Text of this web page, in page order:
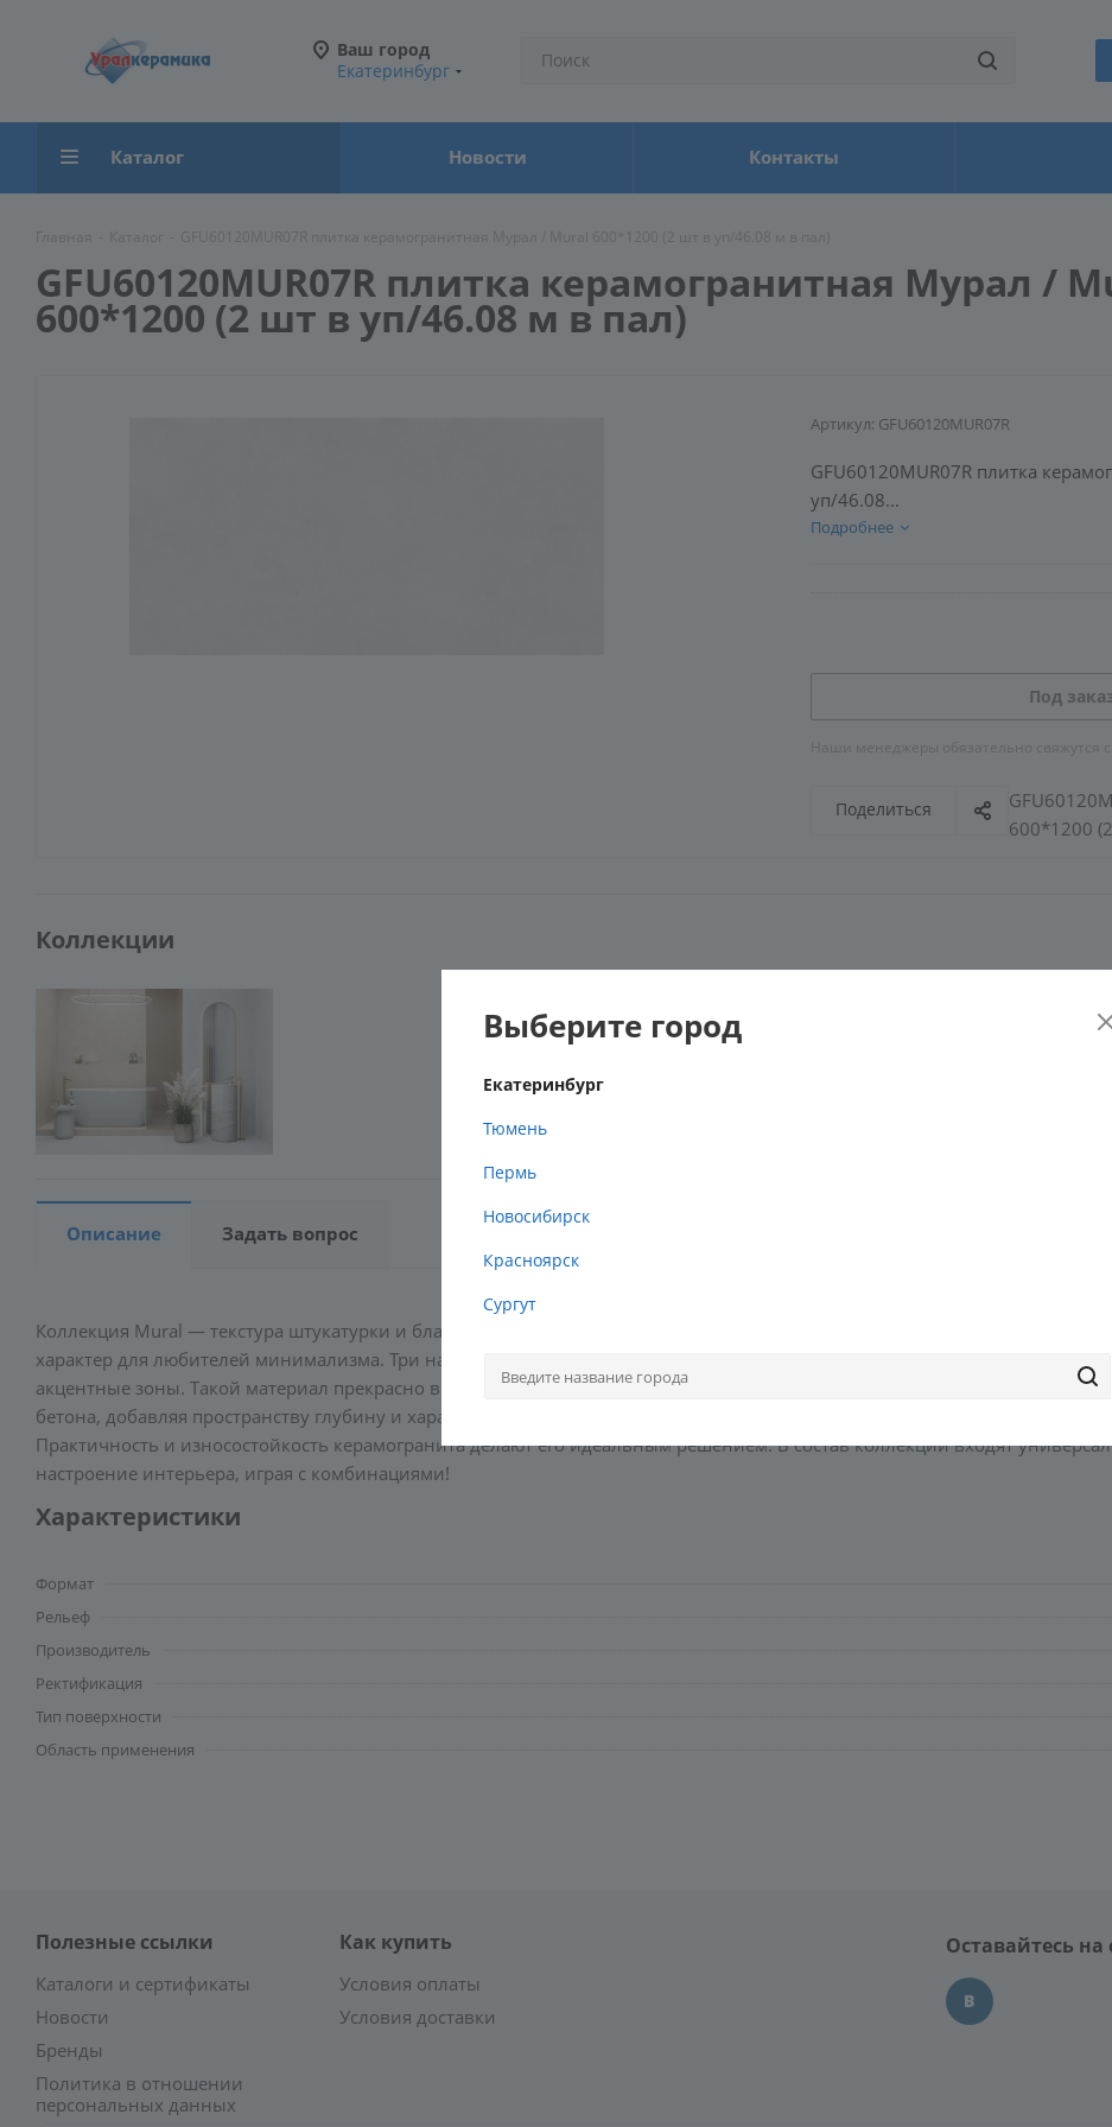
Ваш город
Екатеринбург
Каталог Новости Контакты
GFU60120MUR07R плитка керамогранитная Мурал /
600*1200 (2 шт в уп/46.08 м в пал)
Артикул: GFU60120MUR07R
GFU60120MUR07R плитка
уп/46.08...
Подробнее
Под
Поделиться
600*1200
Коллекции
Мурал
Описание Задать вопрос
Коллекция Mural — текстура штукатурки и благородство бетона. Коллекция керамогранита Mural с дизайном под бетон
характер для любителей минимализма. Три натуральных цвета создают практичную палитру для основы помещения
акцентные зоны. Такой материал прекрасно впишется в интерьеры в стиле лофт, скандинавский или современную
бетона, добавляя пространству глубину и характер. Ректифицированный край плиток обеспечивает укладку с
Практичность и износостойкость керамогранита делают его идеальным решением. В состав коллекции входят
настроение интерьера, играя с комбинациями!
Характеристики
Формат
Рельеф
Производитель
Ректификация
Тип поверхности
Область применения
Полезные ссылки
Каталоги и сертификаты
Новости
Бренды
Политика в отношении
персональных данных
Как купить
Условия оплаты
Условия доставки
Оставайтесь на
Выберите город
Екатеринбург
Тюмень
Пермь
Новосибирск
Красноярск
Сургут